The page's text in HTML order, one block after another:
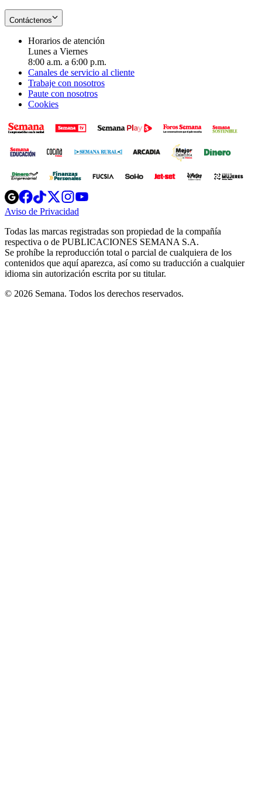
Contáctenos
Horarios de atención
Lunes a Viernes
8:00 a.m. a 6:00 p.m.
Canales de servicio al cliente
Trabaje con nosotros
Paute con nosotros
Cookies
Opens
in
new
Opens
in
new
Opens
in
new
window
Opens
new
windowwindow
Aviso de Privacidad
new
window
Todas las marcas registradas son propiedad de la compañía
respectiva o de PUBLICACIONES SEMANA S.A.
Se prohíbe la reproducción total o parcial de cualquiera de los
contenidos que aquí aparezca, así como su traducción a cualquier
idioma sin autorización escrita por su titular.
© 2026 Semana. Todos los derechos reservados.